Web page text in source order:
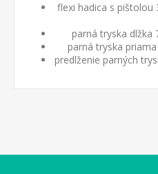
flexi hadica s pištolou
parná tryska dlžka
parná tryska
predlženie parných